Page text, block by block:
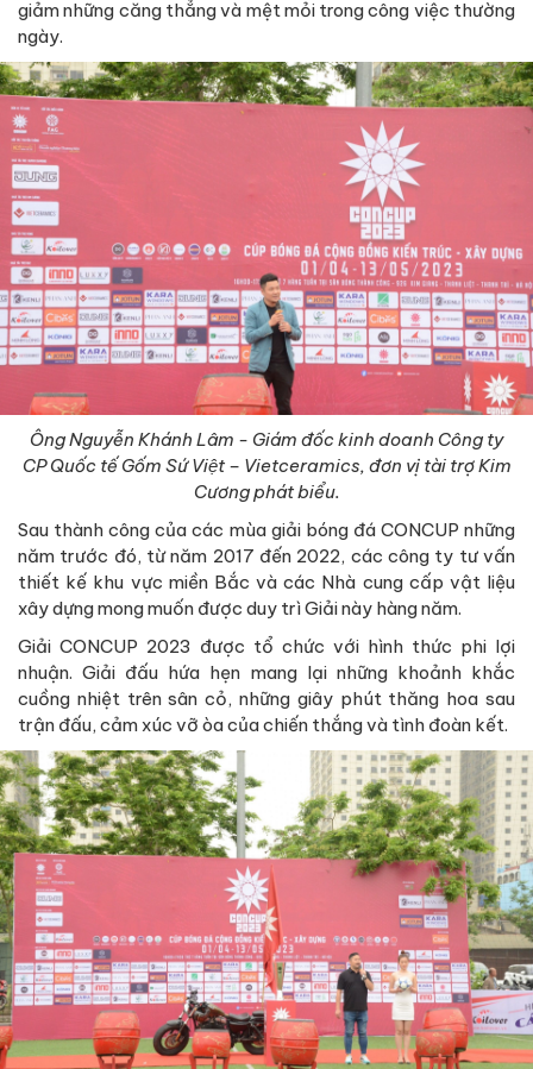
giảm những căng thẳng và mệt mỏi trong công việc thường
ngày.
Ông Nguyễn Khánh Lâm - Giám đốc kinh doanh Công ty
CP Quốc tế Gốm Sứ Việt – Vietceramics, đơn vị tài trợ Kim
Cương phát biểu.
Sau thành công của các mùa giải bóng đá CONCUP những
năm trước đó, từ năm 2017 đến 2022, các công ty tư vấn
thiết kế khu vực miền Bắc và các Nhà cung cấp vật liệu
xây dựng mong muốn được duy trì Giải này hàng năm.
Giải CONCUP 2023 được tổ chức với hình thức phi lợi
nhuận. Giải đấu hứa hẹn mang lại những khoảnh khắc
cuồng nhiệt trên sân cỏ, những giây phút thăng hoa sau
trận đấu, cảm xúc vỡ òa của chiến thắng và tình đoàn kết.